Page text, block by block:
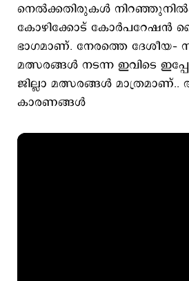
നെല്‍ക്കതിരുകള്‍
കോഴിക്കോട് കോര്‍പറേഷന്‍
ഭാഗമാണ്. നേരത്തെ
മത്സരങ്ങള്‍ നടന്ന ഇവിടെ
ജില്ലാ മത്സരങ്ങള്‍
കാരണങ്ങള്‍